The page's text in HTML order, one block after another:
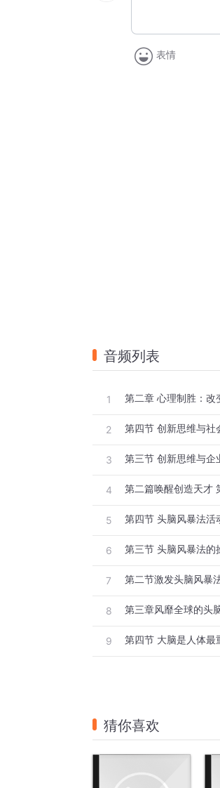
表情
音频列表
1 第二章 心理制胜：改
2 第四节 创新思维与社
3 第三节 创新思维与企
4
5 第四节 头脑风暴法活
6 第三节 头脑风暴法的
7 第二节激发头脑风暴
8 第三章风靡全球的头
9 第四节 大脑是人体最
猜你喜欢